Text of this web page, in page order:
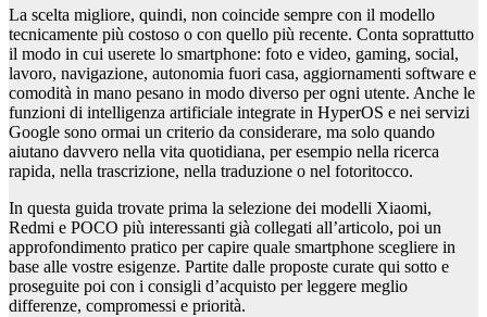
La scelta migliore, quindi, non coincide sempre con il modello
tecnicamente più costoso o con quello più recente. Conta soprattutto
il modo in cui userete lo smartphone: foto e video, gaming, social,
lavoro, navigazione, autonomia fuori casa, aggiornamenti software e
comodità in mano pesano in modo diverso per ogni utente. Anche le
funzioni di intelligenza artificiale integrate in HyperOS e nei servizi
Google sono ormai un criterio da considerare, ma solo quando
aiutano davvero nella vita quotidiana, per esempio nella ricerca
rapida, nella trascrizione, nella traduzione o nel fotoritocco.
In questa guida trovate prima la selezione dei modelli Xiaomi,
Redmi e POCO più interessanti già collegati all’articolo, poi un
approfondimento pratico per capire quale smartphone scegliere in
base alle vostre esigenze. Partite dalle proposte curate qui sotto e
proseguite poi con i consigli d’acquisto per leggere meglio
differenze, compromessi e priorità.